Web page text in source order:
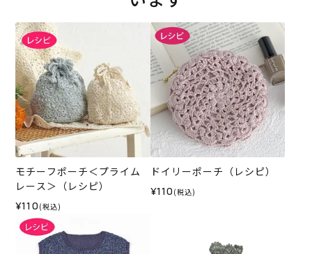
モチーフポーチ＜プライム
レース＞（レシピ）
¥110 (税込)
ドイリーポーチ（レシピ）
¥110 (税込)